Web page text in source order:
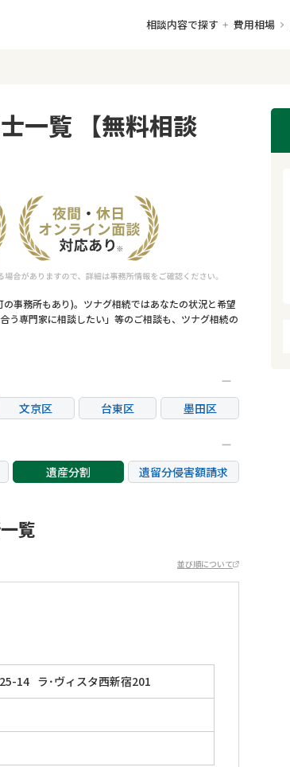
相談内容で探す 費用相場
一覧 【無料相談
事務所もあり)。ツナグ相続ではあなたの状況と希望
う専門家に相談したい」等のご相談も、ツナグ相続の
文京区 台東区
墨田区
板橋区 練馬区
足立区
三鷹市 府中市
調布市
遺産分割
遺留分侵害額請求
覧
並び順について
14 ラ･ヴィスタ西新宿201